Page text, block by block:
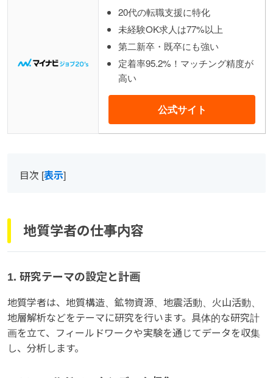
20代の転職支援に特化
未経験OK求人は77%以上
第二新卒・既卒にも強い
定着率95.2%！マッチング精度が
高い
公式サイト
目次 [表示]
地質学者の仕事内容
1. 研究テーマの設定と計画
地質学者は、地質構造、鉱物資源、地震活動、火山活動、
地層解析などをテーマに研究を行います。具体的な研究計
画を立て、フィールドワークや実験を通じてデータを収集
し、分析します。